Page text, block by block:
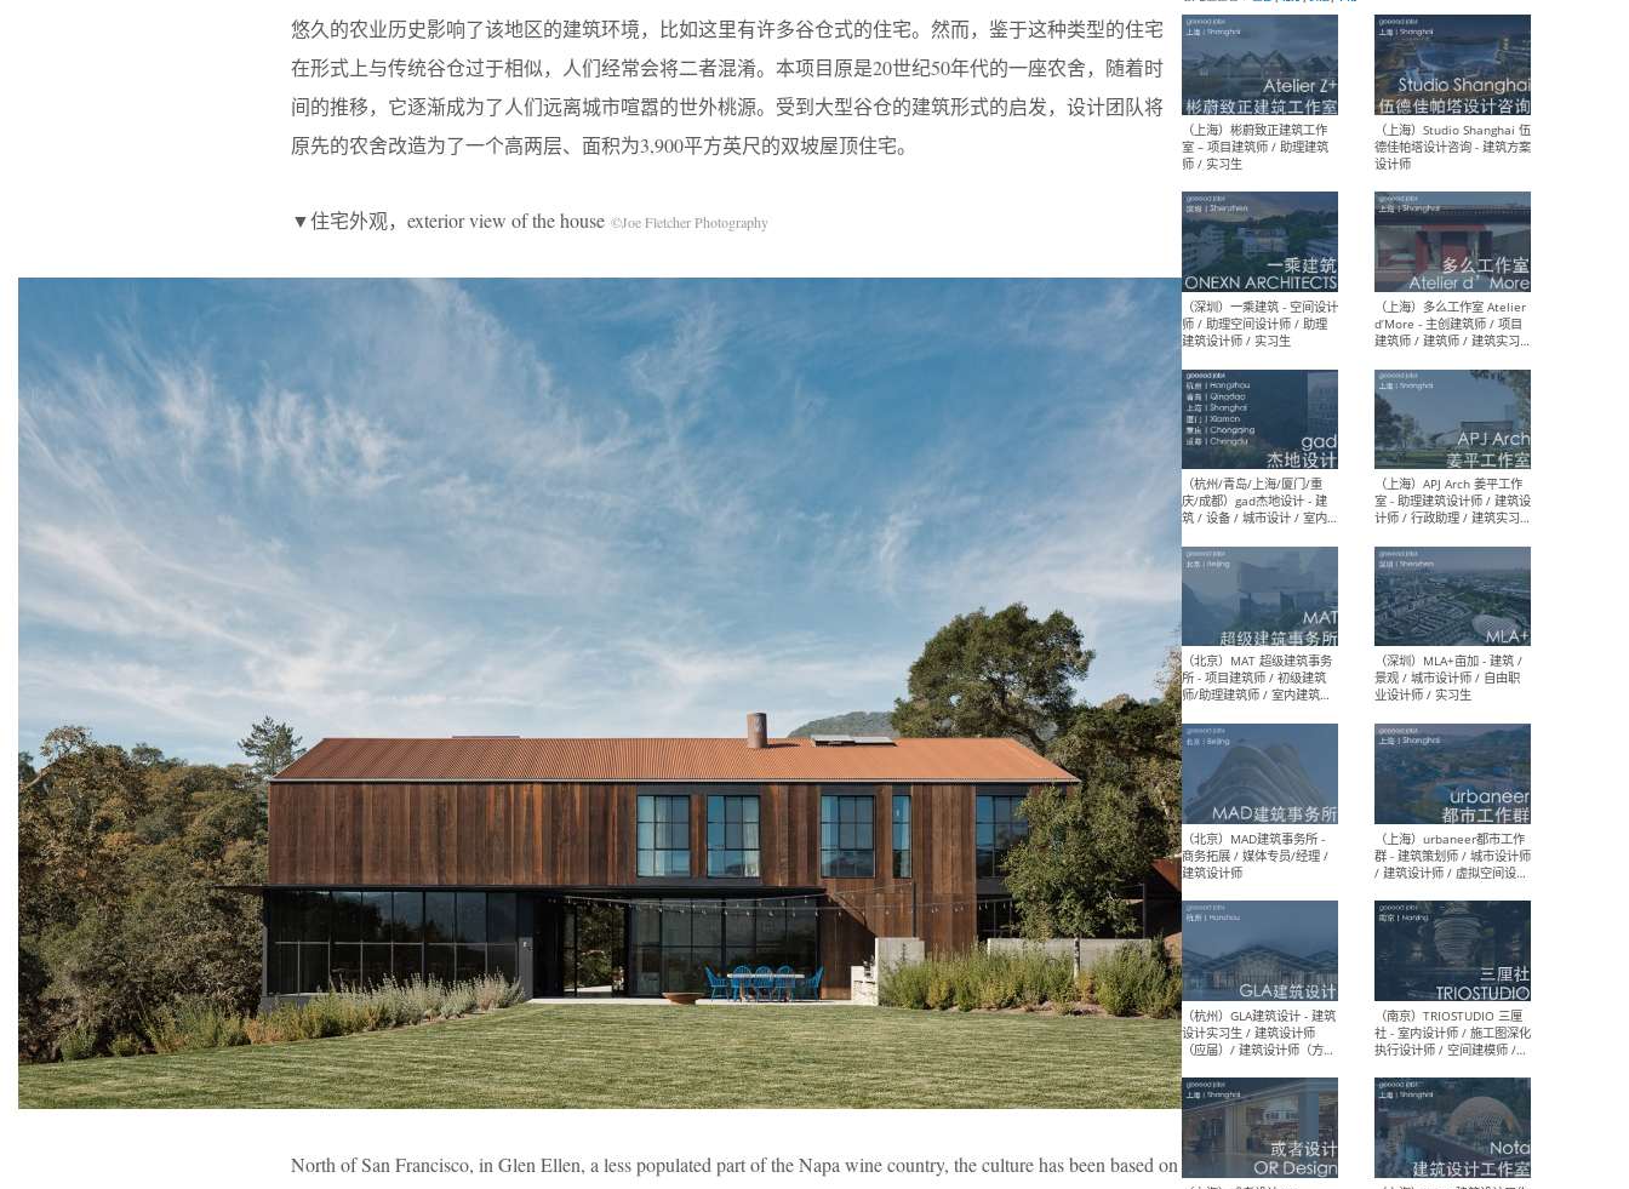
悠久的农业历史影响了该地区的建筑环境，比如这里有许多谷仓式的住宅。然而，鉴于这种类型的住宅
在形式上与传统谷仓过于相似，人们经常会将二者混淆。本项目原是20世纪50年代的一座农舍，随着时
间的推移，它逐渐成为了人们远离城市喧嚣的世外桃源。受到大型谷仓的建筑形式的启发，设计团队将
原先的农舍改造为了一个高两层、面积为3,900平方英尺的双坡屋顶住宅。
▼住宅外观，exterior view of the house ©Joe Fletcher Photography
North of San Francisco, in Glen Ellen, a less populated part of the Napa wine country, the culture has been based on
最新工作
按地区查看 ：全部|北方|长江
（上海）彬蔚致正建筑工作
室 – 项目建筑师 / 助理建筑
师 / 实习生
（深圳）一乘建筑 - 空间设计
师 / 助理空间设计师 / 助理
建筑设计师 / 实习生
（杭州/青岛/上海/厦门/重
庆/成都）gad杰地设计 - 建
筑 / 设备 / 城市设计 / 室内 /
幕墙 / BIM / 成本 / 工程 / 运
营 / 品牌 / 观点views / 实习
等
（北京）MAT 超级建筑事务
所 - 项目建筑师 / 初级建筑
师/助理建筑师 / 室内建筑师